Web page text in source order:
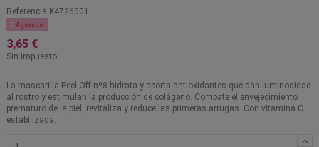
Referencia K4726001
 Agotado
3,65 €
Sin impuesto
La mascarilla Peel Off nº8 hidrata y aporta antioxidantes que dan luminosidad
al rostro y estimulan la producción de colágeno. Combate el envejecimiento
prematuro de la piel, revitaliza y reduce las primeras arrugas. Con vitamina C
estabilizada.